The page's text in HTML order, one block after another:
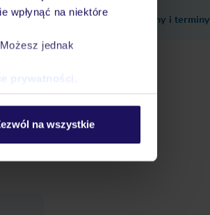
wpłynąć na niektóre
jednak
prywatności
na wszystkie
Zobacz inne ceny i terminy